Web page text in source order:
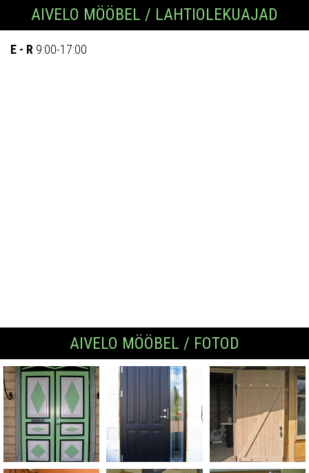
AIVELO MÖÖBEL / LAHTIOLEKUAJAD
E - R 9:00-17:00
AIVELO MÖÖBEL / FOTOD